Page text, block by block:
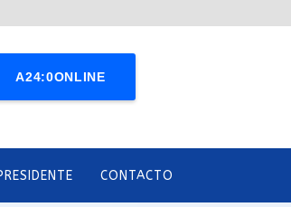
A24:0ONLINE
CONTACTO